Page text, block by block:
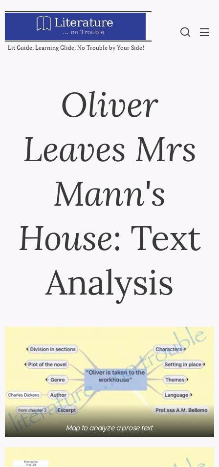
Lit Guide, Learning Glide, No Trouble by Your Side!
Oliver
Leaves Mrs
Mann's
House: Text
Analysis
Map to analyze a prose text